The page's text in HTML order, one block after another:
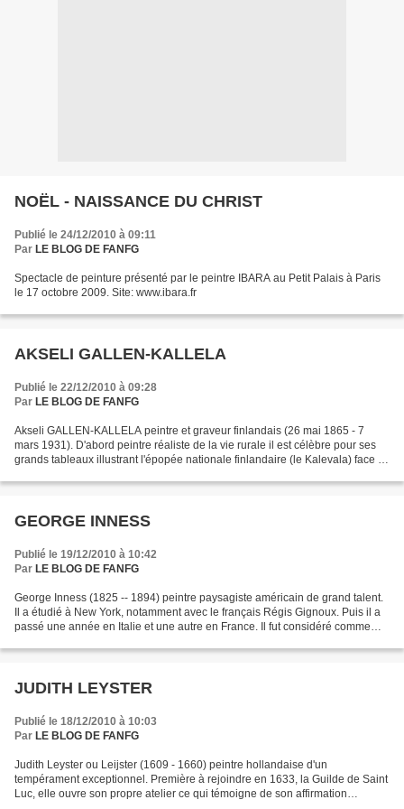
NOËL - NAISSANCE DU CHRIST
Publié le 24/12/2010 à 09:11
Par LE BLOG DE FANFG
Spectacle de peinture présenté par le peintre IBARA au Petit Palais à Paris
le 17 octobre 2009. Site: www.ibara.fr
AKSELI GALLEN-KALLELA
Publié le 22/12/2010 à 09:28
Par LE BLOG DE FANFG
Akseli GALLEN-KALLELA peintre et graveur finlandais (26 mai 1865 - 7
mars 1931). D'abord peintre réaliste de la vie rurale il est célèbre pour ses
grands tableaux illustrant l'épopée nationale finlandaire (le Kalevala) face à
GEORGE INNESS
Publié le 19/12/2010 à 10:42
Par LE BLOG DE FANFG
George Inness (1825 -- 1894) peintre paysagiste américain de grand talent.
Il a étudié à New York, notamment avec le français Régis Gignoux. Puis il a
passé une année en Italie et une autre en France. Il fut considéré comme
JUDITH LEYSTER
Publié le 18/12/2010 à 10:03
Par LE BLOG DE FANFG
Judith Leyster ou Leijster (1609 - 1660) peintre hollandaise d'un
tempérament exceptionnel. Première à rejoindre en 1633, la Guilde de Saint
Luc, elle ouvre son propre atelier ce qui témoigne de son affirmation